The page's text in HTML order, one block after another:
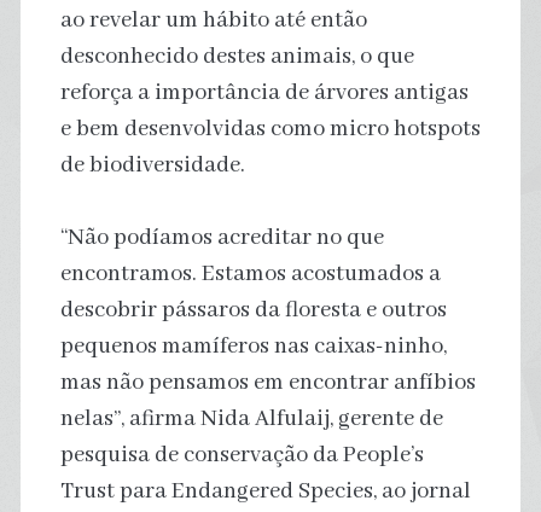
ao revelar um hábito até então
desconhecido destes animais, o que
reforça a importância de árvores antigas
e bem desenvolvidas como micro hotspots
de biodiversidade.
“Não podíamos acreditar no que
encontramos. Estamos acostumados a
descobrir pássaros da floresta e outros
pequenos mamíferos nas caixas-ninho,
mas não pensamos em encontrar anfíbios
nelas”, afirma Nida Alfulaij, gerente de
pesquisa de conservação da People’s
Trust para Endangered Species, ao jornal